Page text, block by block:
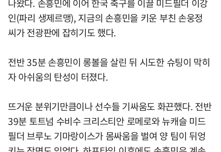
나왔다. 손흥민에 이어 한국 축구를 이끌 미드필더 이강
인(파리 생제르맹), 지금의 손흥민을 키운 부친 손웅정
씨가 전광판에 잡히기도 했다.
전반 35분 손흥민이 롱볼을 살린 뒤 시도한 슈팅이 막히
자 아쉬움의 탄성이 터졌다.
뜨거운 분위기만큼이나 선수들 기싸움도 화끈했다. 전반
39분 토트넘 수비수 크리스티안 로메로와 뉴캐슬 미드
필더 브루노 기마랑이스가 몸싸움을 벌여 양 팀이 뒤엉